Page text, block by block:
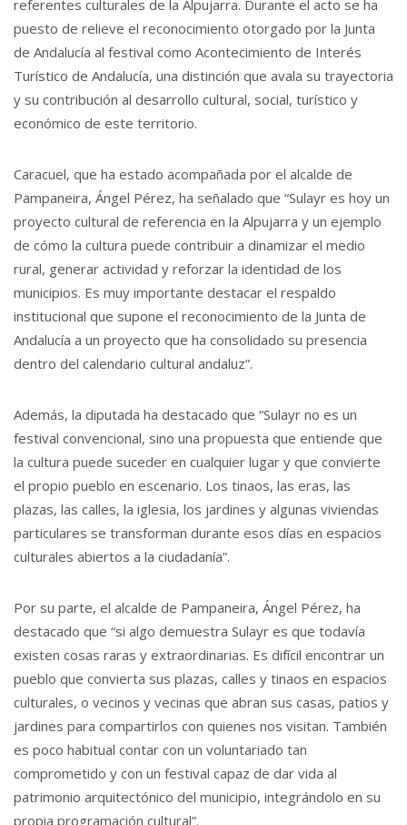
referentes culturales de la Alpujarra. Durante el acto se ha
puesto de relieve el reconocimiento otorgado por la Junta
de Andalucía al festival como Acontecimiento de Interés
Turístico de Andalucía, una distinción que avala su trayectoria
y su contribución al desarrollo cultural, social, turístico y
económico de este territorio.
Caracuel, que ha estado acompañada por el alcalde de
Pampaneira, Ángel Pérez, ha señalado que “Sulayr es hoy un
proyecto cultural de referencia en la Alpujarra y un ejemplo
de cómo la cultura puede contribuir a dinamizar el medio
rural, generar actividad y reforzar la identidad de los
municipios. Es muy importante destacar el respaldo
institucional que supone el reconocimiento de la Junta de
Andalucía a un proyecto que ha consolidado su presencia
dentro del calendario cultural andaluz”.
Además, la diputada ha destacado que “Sulayr no es un
festival convencional, sino una propuesta que entiende que
la cultura puede suceder en cualquier lugar y que convierte
el propio pueblo en escenario. Los tinaos, las eras, las
plazas, las calles, la iglesia, los jardines y algunas viviendas
particulares se transforman durante esos días en espacios
culturales abiertos a la ciudadanía”.
Por su parte, el alcalde de Pampaneira, Ángel Pérez, ha
destacado que “si algo demuestra Sulayr es que todavía
existen cosas raras y extraordinarias. Es difícil encontrar un
pueblo que convierta sus plazas, calles y tinaos en espacios
culturales, o vecinos y vecinas que abran sus casas, patios y
jardines para compartirlos con quienes nos visitan. También
es poco habitual contar con un voluntariado tan
comprometido y con un festival capaz de dar vida al
patrimonio arquitectónico del municipio, integrándolo en su
propia programación cultural”.